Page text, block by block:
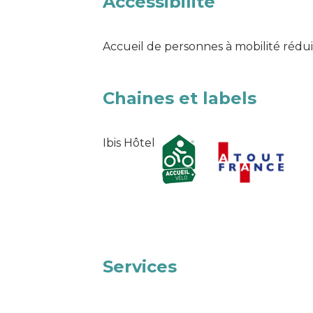
Accueil de personnes à mobilité
Chaines et labels
Ibis Hôtel
Services